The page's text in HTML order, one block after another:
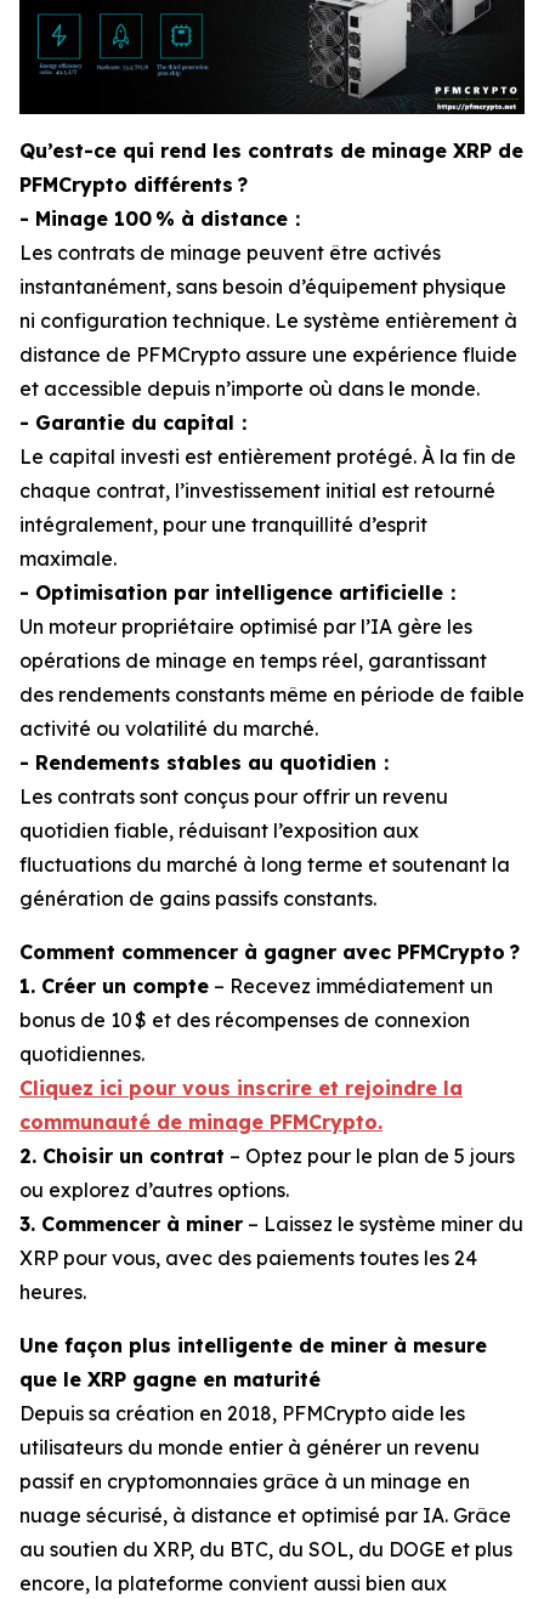
Qu’est-ce qui rend les contrats de minage XRP de
PFMCrypto différents ?
- Minage 100 % à distance：
Les contrats de minage peuvent être activés
instantanément, sans besoin d’équipement physique
ni configuration technique. Le système entièrement à
distance de PFMCrypto assure une expérience fluide
et accessible depuis n’importe où dans le monde.
- Garantie du capital：
Le capital investi est entièrement protégé. À la fin de
chaque contrat, l’investissement initial est retourné
intégralement, pour une tranquillité d’esprit
maximale.
- Optimisation par intelligence artificielle：
Un moteur propriétaire optimisé par l’IA gère les
opérations de minage en temps réel, garantissant
des rendements constants même en période de faible
activité ou volatilité du marché.
- Rendements stables au quotidien：
Les contrats sont conçus pour offrir un revenu
quotidien fiable, réduisant l’exposition aux
fluctuations du marché à long terme et soutenant la
génération de gains passifs constants.
Comment commencer à gagner avec PFMCrypto ?
1. Créer un compte – Recevez immédiatement un
bonus de 10 $ et des récompenses de connexion
quotidiennes.
Cliquez ici pour vous inscrire et rejoindre la
communauté de minage PFMCrypto.
2. Choisir un contrat – Optez pour le plan de 5 jours
ou explorez d’autres options.
3. Commencer à miner – Laissez le système miner du
XRP pour vous, avec des paiements toutes les 24
heures.
Une façon plus intelligente de miner à mesure
que le XRP gagne en maturité
Depuis sa création en 2018, PFMCrypto aide les
utilisateurs du monde entier à générer un revenu
passif en cryptomonnaies grâce à un minage en
nuage sécurisé, à distance et optimisé par IA. Grâce
au soutien du XRP, du BTC, du SOL, du DOGE et plus
encore, la plateforme convient aussi bien aux